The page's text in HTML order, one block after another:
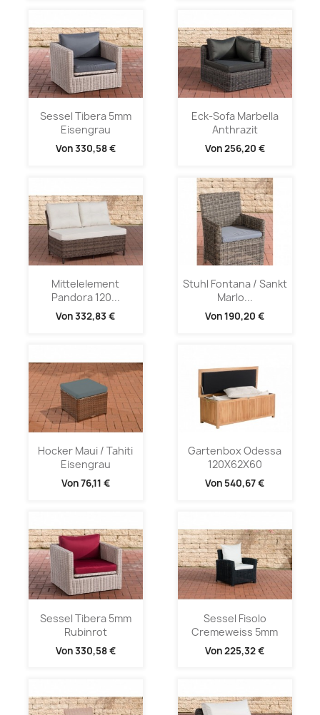
Sessel Tibera 5mm
Eisengrau
Von330,58 €
Eck-Sofa Marbella
Anthrazit
Von256,20 €
Mittelelement
Pandora 120...
Von332,83 €
Stuhl Fontana / Sankt
Marlo...
Von190,20 €
Hocker Maui / Tahiti
Eisengrau
Von76,11 €
Gartenbox Odessa
120X62X60
Von 540,67 €
Sessel Tibera 5mm
Rubinrot
Von330,58 €
Sessel Fisolo
Cremeweiss 5mm
Von225,32 €